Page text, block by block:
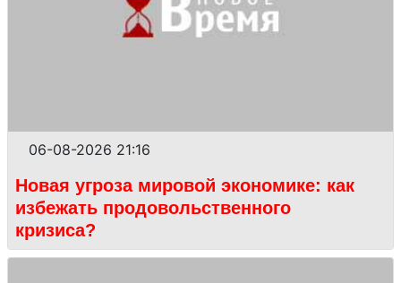
06-08-2026 21:16
Новая угроза мировой экономике: как
избежать продовольственного
кризиса?